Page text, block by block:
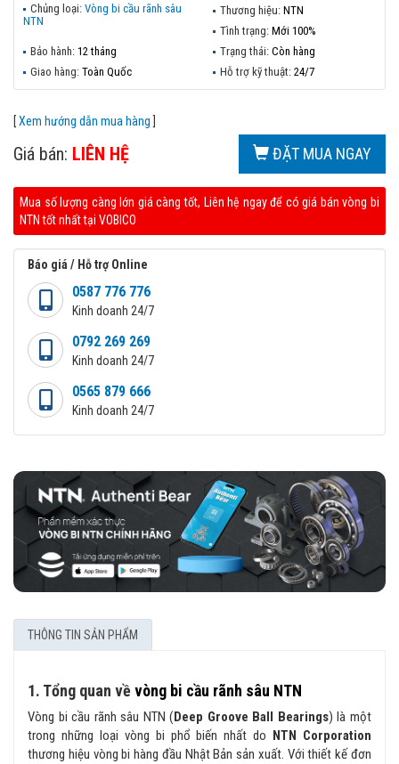
Chủng loại: Vòng bi cầu rãnh sâu
NTN
Thương hiệu: NTN
Tình trạng: Mới 100%
Bảo hành: 12 tháng Trạng thái: Còn hàng
Giao hàng: Toàn Quốc Hỗ trợ kỹ thuật: 24/7
[Xem hướng dẫn mua hàng
Giá bán: LIÊN HỆ ĐẶT MUA NGAY
Mua số lượng càng lớn giá càng tốt, Liên hệ ngay để có giá bán vòng bi
NTN tốt nhất tại VOBICO
Báo giá / Hỗ trợ Online
0587 776 776
Kinh doanh 24/7
0792 269 269
Kinh doanh 24/7
0565 879 666
Kinh doanh 24/7
THÔNG TIN SẢN PHẨM
1. Tổng quan về vòng bi cầu rãnh sâu NTN
Vòng bi cầu rãnh sâu NTN (Deep Groove Ball Bearings) là một
trong những loại vòng bi phổ biến nhất do NTN Corporation
thương hiệu vòng bi hàng đầu Nhật Bản sản xuất. Với thiết kế đơn